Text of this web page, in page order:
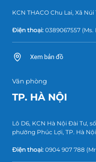
KCN THACO Chu Lai, Xã
Điện thoại: 0389067557 (Ms.
Xem bản đồ
Văn phòng
TP. HÀ NỘI
Lô D6, KCN Hà Nội Đài Tư,
phường Phúc Lợi, TP. Hà
Điện thoại: 0904 907 788